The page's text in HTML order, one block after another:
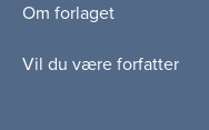
Om forlaget
Vil du være forfatter